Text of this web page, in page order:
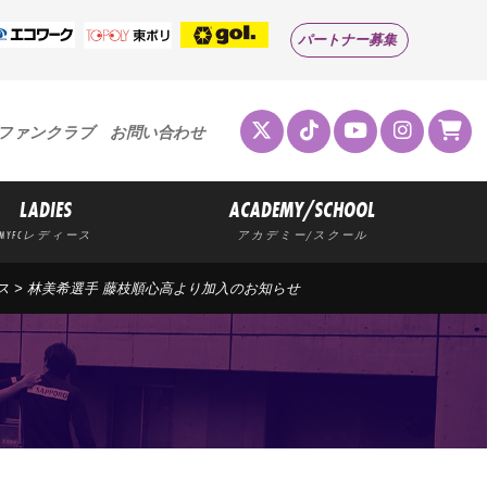
パートナー募集
ァンクラブ お問い合わせ
LADIES
MYFCレディース
ACADEMY/SCHOOL
アカデミー/スクール
> 林美希選手 藤枝順心高より加入のお知らせ